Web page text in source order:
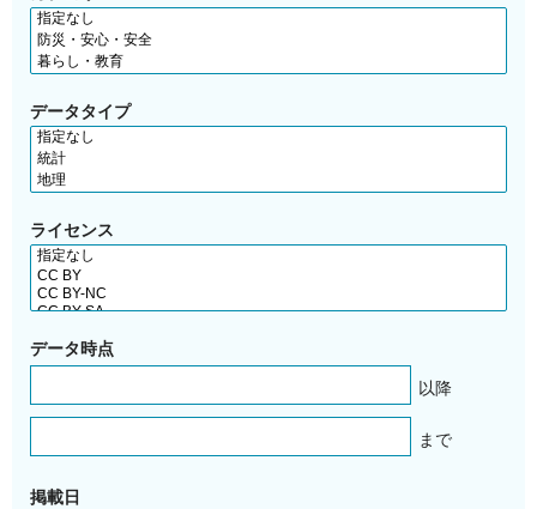
データタイプ
ライセンス
データ時点
以降
まで
掲載日